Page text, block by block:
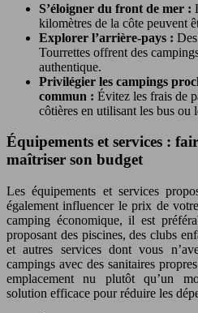
S’éloigner du front de mer :
kilomètres de la côte peuvent
Explorer l’arrière-pays :
Tourrettes offrent des
authentique.
Privilégier les campings
commun : Évitez les frais de
côtières en utilisant les bus ou
Équipements et services :
maîtriser son budget
Les équipements et services
également influencer le prix de
camping économique, il est
proposant des piscines, des clubs
et autres services dont vous
campings avec des sanitaires
emplacement nu plutôt qu’un
solution efficace pour réduire les